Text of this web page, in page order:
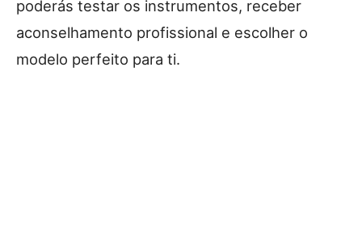
poderás testar os instrumentos, receber
aconselhamento profissional e escolher o
modelo perfeito para ti.